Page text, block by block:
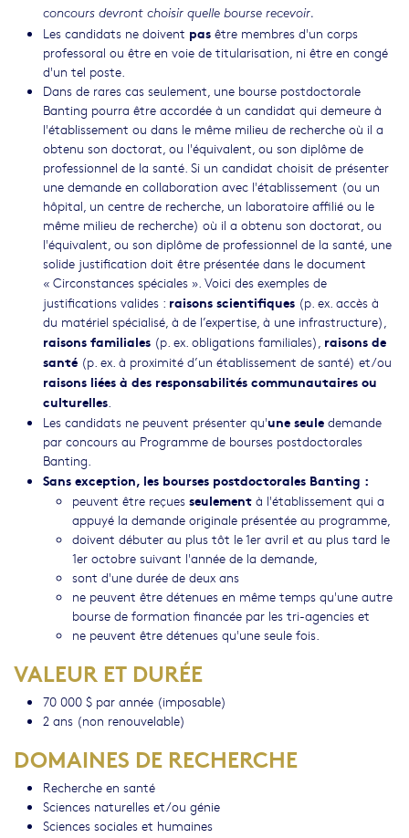
concours devront choisir quelle bourse recevoir.
Les candidats ne doivent pas être membres d'un corps
professoral ou être en voie de titularisation, ni être en congé
d'un tel poste.
Dans de rares cas seulement, une bourse postdoctorale
Banting pourra être accordée à un candidat qui demeure à
l'établissement ou dans le même milieu de recherche où il a
obtenu son doctorat, ou l'équivalent, ou son diplôme de
professionnel de la santé. Si un candidat choisit de présenter
une demande en collaboration avec l'établissement (ou un
hôpital, un centre de recherche, un laboratoire affilié ou le
même milieu de recherche) où il a obtenu son doctorat, ou
l'équivalent, ou son diplôme de professionnel de la santé, une
solide justification doit être présentée dans le document
« Circonstances spéciales ». Voici des exemples de
justifications valides : raisons scientifiques (p. ex. accès à
du matériel spécialisé, à de l’expertise, à une infrastructure),
raisons familiales (p. ex. obligations familiales), raisons de
santé (p. ex. à proximité d’un établissement de santé) et/ou
raisons liées à des responsabilités communautaires ou
culturelles
Les candidats ne peuvent présenter qu'une seule demande
par concours au Programme de bourses postdoctorales
Banting.
Sans exception, les bourses postdoctorales Banting :
peuvent être reçues seulement à l'établissement qui a
appuyé la demande originale présentée au programme,
doivent débuter au plus tôt le 1er avril et au plus tard le
1er octobre suivant l'année de la demande,
sont d'une durée de deux ans
ne peuvent être détenues en même temps qu'une autre
bourse de formation financée par les tri-agencies et
ne peuvent être détenues qu'une seule fois.
VALEUR ET DURÉE
70 000 $ par année (imposable)
2 ans (non renouvelable)
DOMAINES DE RECHERCHE
Recherche en santé
Sciences naturelles et/ou génie
Sciences sociales et humaines